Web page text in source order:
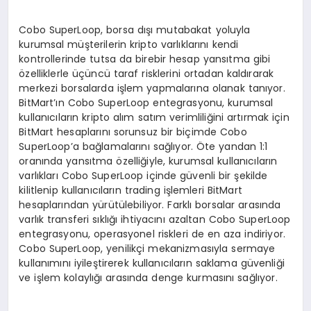
Cobo SuperLoop, borsa dışı mutabakat yoluyla
kurumsal müşterilerin kripto varlıklarını kendi
kontrollerinde tutsa da birebir hesap yansıtma gibi
özelliklerle üçüncü taraf risklerini ortadan kaldırarak
merkezi borsalarda işlem yapmalarına olanak tanıyor.
BitMart’ın Cobo SuperLoop entegrasyonu, kurumsal
kullanıcıların kripto alım satım verimliliğini artırmak için
BitMart hesaplarını sorunsuz bir biçimde Cobo
SuperLoop’a bağlamalarını sağlıyor. Öte yandan 1:1
oranında yansıtma özelliğiyle, kurumsal kullanıcıların
varlıkları Cobo SuperLoop içinde güvenli bir şekilde
kilitlenip kullanıcıların trading işlemleri BitMart
hesaplarından yürütülebiliyor. Farklı borsalar arasında
varlık transferi sıklığı ihtiyacını azaltan Cobo SuperLoop
entegrasyonu, operasyonel riskleri de en aza indiriyor.
Cobo SuperLoop, yenilikçi mekanizmasıyla sermaye
kullanımını iyileştirerek kullanıcıların saklama güvenliği
ve işlem kolaylığı arasında denge kurmasını sağlıyor.